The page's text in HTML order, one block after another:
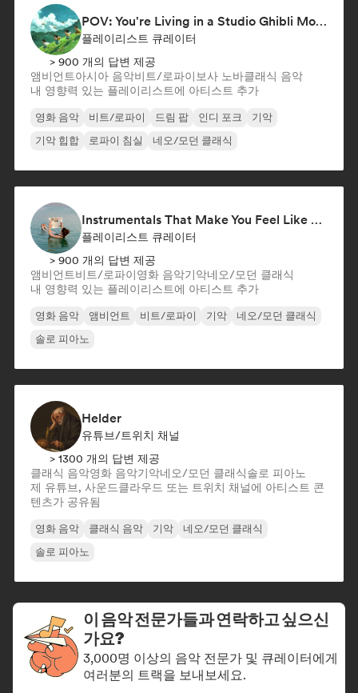
POV: You're Living in a Studio Ghibli Movie 🌱 Neo-Classical Piano & Dream Pop
플레이리스트 큐레이터
> 900 개의 답변 제공
앰비언트아시아 음악비트/로파이 보사 노바클래식 음악
내 영향력 있는 플레이리스트에 아티스트 추가
영화 음악 비트/로파이 드림 팝 인디 포크
기악
기악 힙합
로파이 침실 네오/모던 클래식
Instrumentals That Make You Feel Like Floating
플레이리스트 큐레이터
> 900 개의 답변 제공
앰비언트비트/로파이영화 음악기악네오/모던 클래식
내 영향력 있는 플레이리스트에 아티스트 추가
영화 음악 앰비언트 비트/로파이 기악
네오/모던 클래식
솔로 피아노
Helder
유튜브/트위치 채널
> 1300 개의 답변 제공
클래식 음악영화 음악기악네오/모던 클래식솔로 피아노
제 유튜브, 사운드클라우드 또는 트위치 채널에 아티스트 콘
텐츠가 공유됨
영화 음악 클래식 음악 기악
네오/모던 클래식
솔로 피아노
이 음악 전문가들과 연락하고 싶으신
가요?
3,000명 이상의 음악 전문가 및 큐레이터에게
여러분의 트랙을 보내보세요.